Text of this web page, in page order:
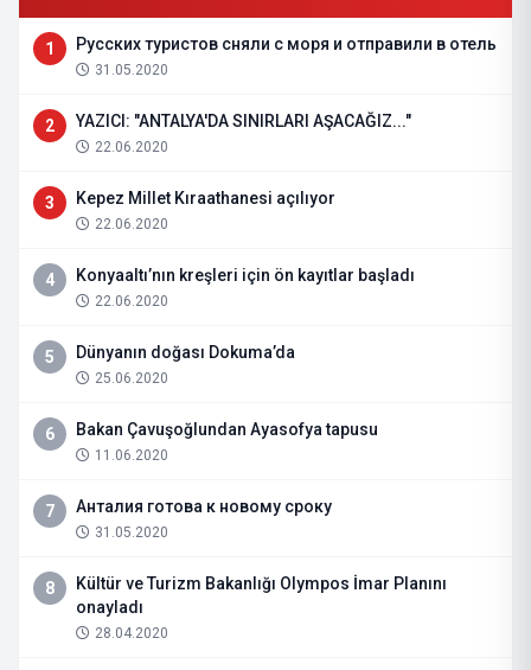
1 Русских туристов сняли с моря и отправили в отель
31.05.2020
2 YAZICI: "ANTALYA'DA SINIRLARI AŞACAĞIZ..."
22.06.2020
3 Kepez Millet Kıraathanesi açılıyor
22.06.2020
4 Konyaaltı’nın kreşleri için ön kayıtlar başladı
22.06.2020
5 Dünyanın doğası Dokuma’da
25.06.2020
6 Bakan Çavuşoğlundan Ayasofya tapusu
11.06.2020
7 Анталия готова к новому сроку
31.05.2020
8
Kültür ve Turizm Bakanlığı Olympos İmar Planını
onayladı
28.04.2020